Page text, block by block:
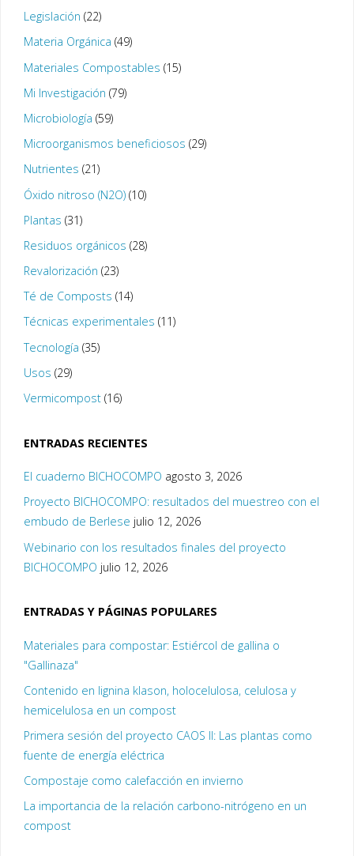
Legislación (22)
Materia Orgánica (49)
Materiales Compostables (15)
Mi Investigación (79)
Microbiología (59)
Microorganismos beneficiosos (29)
Nutrientes (21)
Óxido nitroso (N2O)(10)
Plantas (31)
Residuos orgánicos (28)
Revalorización (23)
Té de Composts (14)
Técnicas experimentales (11)
Tecnología (35)
Usos (29)
Vermicompost(16)
ENTRADAS RECIENTES
El cuaderno BICHOCOMPO agosto 3, 2026
Proyecto BICHOCOMPO: resultados del muestreo con el
embudo de Berlese julio 12, 2026
Webinario con los resultados finales del proyecto
BICHOCOMPO julio 12, 2026
ENTRADAS Y PÁGINAS POPULARES
Materiales para compostar: Estiércol de gallina o
"Gallinaza"
Contenido en lignina klason, holocelulosa, celulosa y
hemicelulosa en un compost
Primera sesión del proyecto CAOS II: Las plantas como
fuente de energía eléctrica
Compostaje como calefacción en invierno
La importancia de la relación carbono-nitrógeno en un
compost